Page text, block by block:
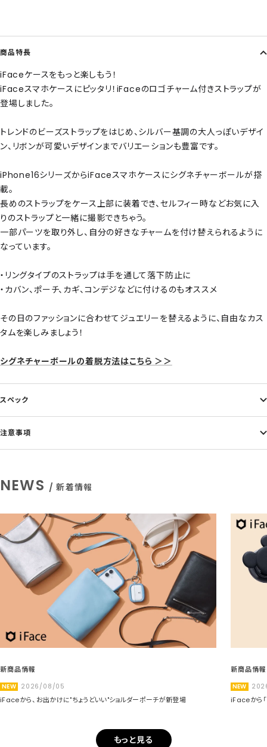
商品特長
iFaceケースをもっと楽しもう！
iFaceスマホケースにピッタリ！iFaceのロゴチャーム付きストラップが
登場しました。
トレンドのビーズストラップをはじめ、シルバー基調の大人っぽいデザイ
ン、リボンが可愛いデザインまでバリエーションも豊富です。
iPhone16シリーズからiFaceスマホケースにシグネチャーボールが搭
載。
長めのストラップをケース上部に装着でき、セルフィー時などお気に入
りのストラップと一緒に撮影できちゃう。
一部パーツを取り外し、自分の好きなチャームを付け替えられるように
なっています。
・リングタイプのストラップは手を通して落下防止に
・カバン、ポーチ、カギ、コンデジなどに付けるのもオススメ
その日のファッションに合わせてジュエリーを替えるように、自由なカス
タムを楽しみましょう！
シグネチャーボールの着脱方法はこちら ＞＞
スペック
注意事項
NEWS / 新着情報
新商品情報
NEW 2026/08/05
iFaceから、お出かけに"ちょうどいい"ショルダーポーチが新登場
新商品情報
NEW
iFaceから
もっと見る